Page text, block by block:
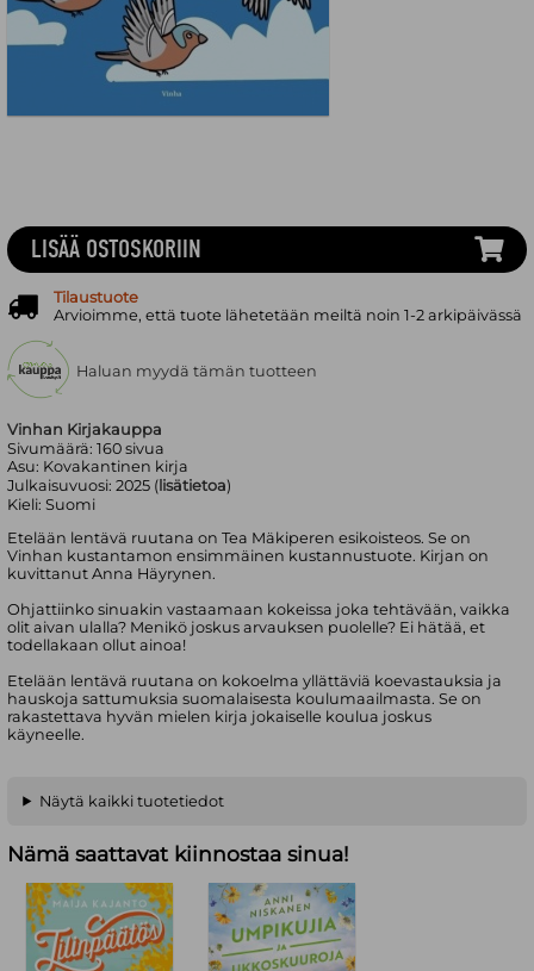
Vinhan Kirjakauppa
Sivumäärä:160 sivua
Asu: Kovakantinen kirja
Julkaisuvuosi:2025 ( lisätietoa)
Kieli:Suomi
Etelään lentävä ruutana on Tea Mäkiperen esikoisteos. Se on
Vinhan kustantamon ensimmäinen kustannustuote. Kirjan on
kuvittanut Anna Häyrynen.
Ohjattiinko sinuakin vastaamaan kokeissa joka tehtävään, vaikka
olit aivan ulalla? Menikö joskus arvauksen puolelle? Ei hätää, et
todellakaan ollut ainoa!
Etelään lentävä ruutana on kokoelma yllättäviä koevastauksia ja
hauskoja sattumuksia suomalaisesta koulumaailmasta. Se on
rakastettava hyvän mielen kirja jokaiselle koulua joskus
käyneelle.
LISÄÄ OSTOSKORIIN
Tilaustuote
Arvioimme, että tuote lähetetään meiltä noin 1-2 arkipäivässä
Haluan myydä tämän tuotteen
Näytä kaikki tuotetiedot
Nämä saattavat kiinnostaa sinua!